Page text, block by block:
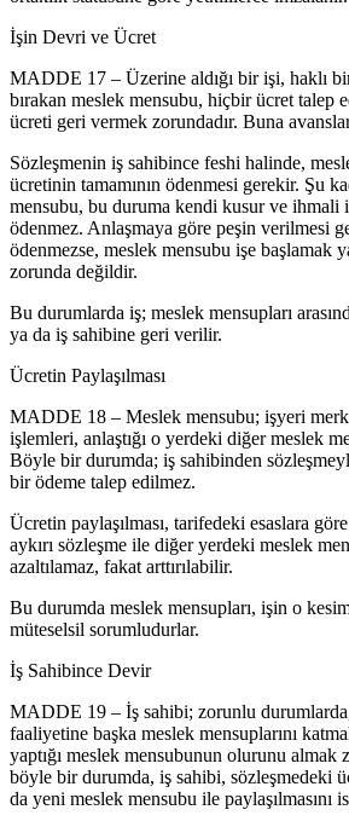
İşin Devri ve Ücret
MADDE 17 – Üzerine aldığı bir işi, haklı bir
bırakan meslek mensubu, hiçbir ücret talep
ücreti geri vermek zorundadır. Buna
Sözleşmenin iş sahibince feshi halinde,
ücretinin tamamının ödenmesi gerekir. Şu
mensubu, bu duruma kendi kusur ve ihmali
ödenmez. Anlaşmaya göre peşin verilmesi
ödenmezse, meslek mensubu işe başlamak
zorunda değildir.
Bu durumlarda iş; meslek mensupları
ya da iş sahibine geri verilir.
Ücretin Paylaşılması
MADDE 18 – Meslek mensubu; işyeri
işlemleri, anlaştığı o yerdeki diğer meslek
Böyle bir durumda; iş sahibinden
bir ödeme talep edilmez.
Ücretin paylaşılması, tarifedeki esaslara
aykırı sözleşme ile diğer yerdeki meslek
azaltılamaz, fakat arttırılabilir.
Bu durumda meslek mensupları, işin o
müteselsil sorumludurlar.
İş Sahibince Devir
MADDE 19 – İş sahibi; zorunlu
faaliyetine başka meslek mensuplarını
yaptığı meslek mensubunun olurunu almak
böyle bir durumda, iş sahibi, sözleşmedeki
da yeni meslek mensubu ile paylaşılmasını